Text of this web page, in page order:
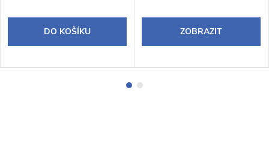
DO KOŠÍKU ZOBRAZIT